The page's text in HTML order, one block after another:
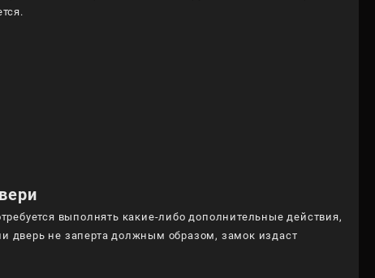
выполнять какие-либо дополнительные действия,
дверь не заперта должным образом, замок издаст